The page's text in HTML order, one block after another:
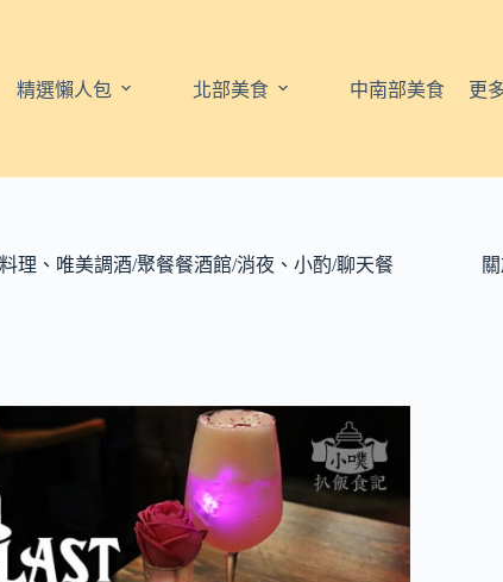
精選懶人包 北部美食 中南部美食 更
理、唯美調酒/聚餐餐酒館/消夜、小酌/聊天餐